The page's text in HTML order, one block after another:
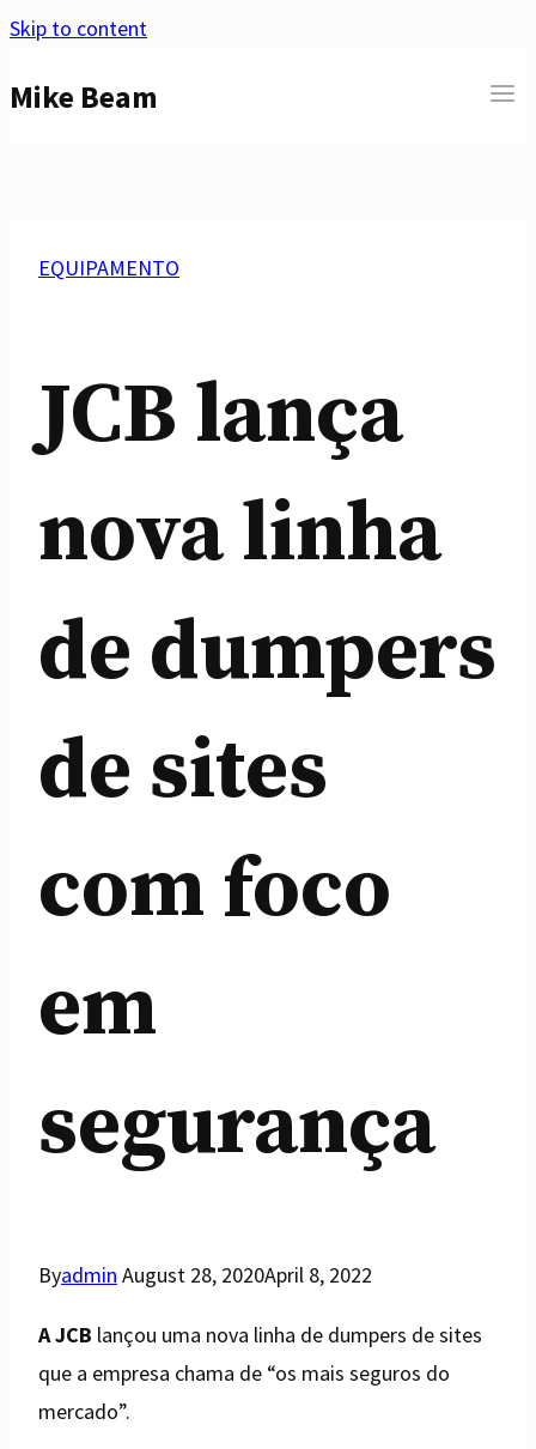
Skip to content
Mike Beam
EQUIPAMENTO
JCB lança
nova linha
de dumpers
de sites
com foco
em
segurança
Byadmin August 28, 2020April 8, 2022
A JCB lançou uma nova linha de dumpers de sites
que a empresa chama de “os mais seguros do
mercado”.